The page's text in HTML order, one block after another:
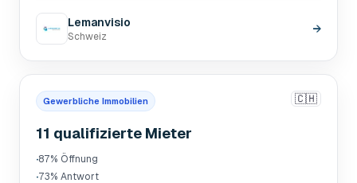
Lemanvisio
Schweiz
→
Gewerbliche Immobilien 🇨🇭
11 qualifizierte Mieter
·87% Öffnung
·73% Antwort